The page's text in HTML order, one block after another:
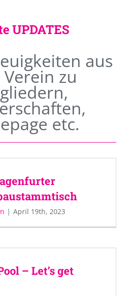
UPDATES
aus
zu
etc.
| April 19th, 2023
– Let’s get